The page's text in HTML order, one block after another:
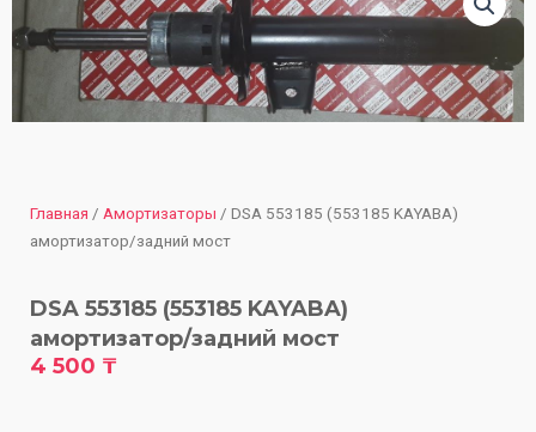
Главная / Амортизаторы / DSA 553185 (553185 KAYABA)
амортизатор/задний мост
DSA 553185 (553185 KAYABA)
амортизатор/задний мост
4 500 ₸